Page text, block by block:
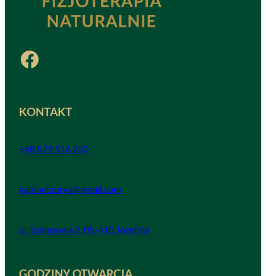
Facebook
KONTAKT
+48 579 516 250
gabinetsurya@gmail.com
ul. Szałasowa 2, 05-410 Józefów